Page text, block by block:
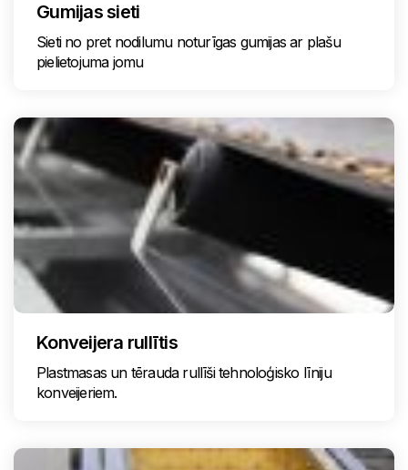
Gumijas sieti
Sieti no pret nodilumu noturīgas gumijas ar plašu
pielietojuma jomu
Konveijera rullītis
Plastmasas un tērauda rullīši tehnoloģisko līniju
konveijeriem.